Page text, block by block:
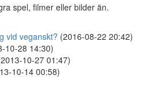
spel, filmer eller bilder än.
vid veganskt? (2016-08-22 20:42)
10-28 14:30)
10-27 01:47)
10-14 00:58)